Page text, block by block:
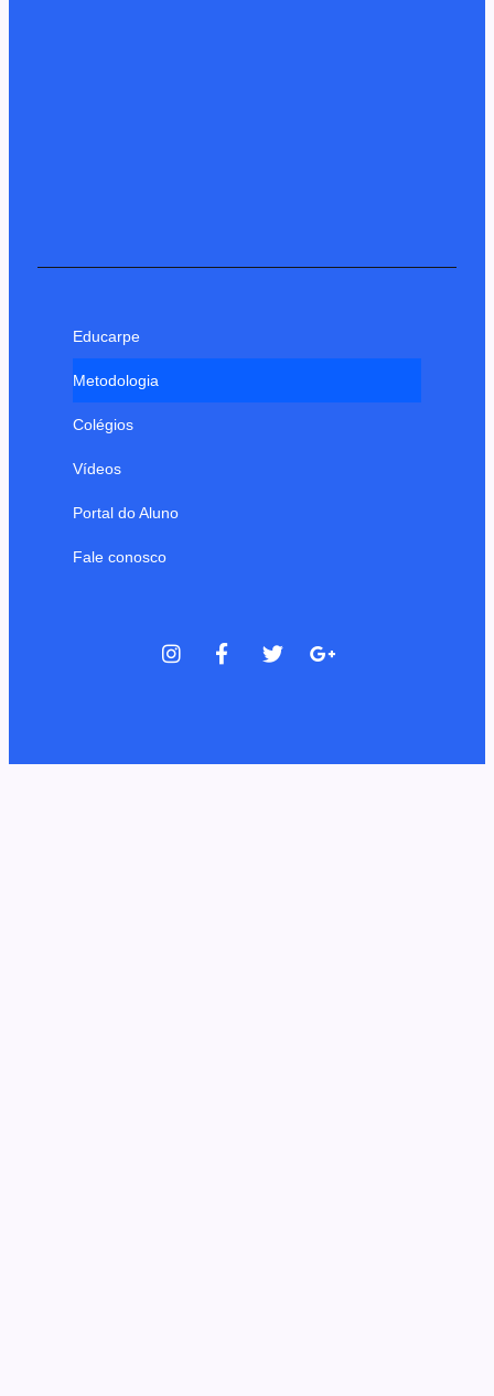
Educarpe
Metodologia
Colégios
Vídeos
Portal do Aluno
Fale conosco